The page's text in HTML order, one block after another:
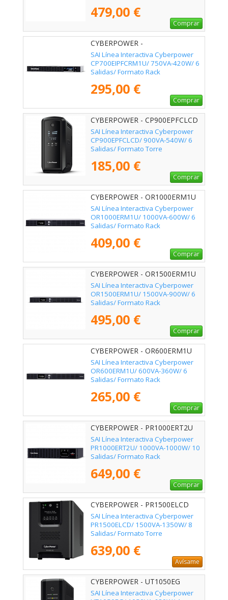
479,00 €
Comprar
CYBERPOWER -
CP700EIPFCRM1U
SAI Línea Interactiva Cyberpower
CP700EIPFCRM1U/ 750VA-420W/ 6
Salidas/ Formato Rack
295,00 €
Comprar
CYBERPOWER - CP900EPFCLCD
SAI Línea Interactiva Cyberpower
CP900EPFCLCD/ 900VA-540W/ 6
Salidas/ Formato Torre
185,00 €
Comprar
CYBERPOWER - OR1000ERM1U
SAI Línea Interactiva Cyberpower
OR1000ERM1U/ 1000VA-600W/ 6
Salidas/ Formato Rack
409,00 €
Comprar
CYBERPOWER - OR1500ERM1U
SAI Línea Interactiva Cyberpower
OR1500ERM1U/ 1500VA-900W/ 6
Salidas/ Formato Rack
495,00 €
Comprar
CYBERPOWER - OR600ERM1U
SAI Línea Interactiva Cyberpower
OR600ERM1U/ 600VA-360W/ 6
Salidas/ Formato Rack
265,00 €
Comprar
CYBERPOWER - PR1000ERT2U
SAI Línea Interactiva Cyberpower
PR1000ERT2U/ 1000VA-1000W/ 10
Salidas/ Formato Rack
649,00 €
Comprar
CYBERPOWER - PR1500ELCD
SAI Línea Interactiva Cyberpower
PR1500ELCD/ 1500VA-1350W/ 8
Salidas/ Formato Torre
639,00 €
Avísame
CYBERPOWER - UT1050EG
SAI Línea Interactiva Cyberpower